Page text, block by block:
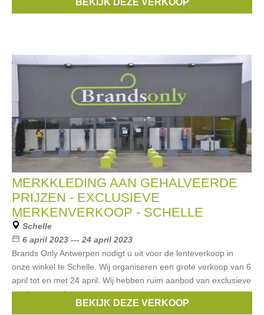
Guess,Mexx, Vero Moda,Street One
BEKIJK DEZE VERKOOP
MERKKLEDING AAN GEHALVEERDE
PRIJZEN - EXCLUSIEVE
MERKENVERKOOP - SCHELLE
Schelle
6 april 2023 --- 24 april 2023
Brands Only Antwerpen nodigt u uit voor de lenteverkoop in
onze winkel te Schelle. Wij organiseren een grote verkoop van 6
april tot en met 24 april. Wij hebben ruim aanbod van exclusieve
merken voor dames
Guess,Armani,Liu Jo,Replay,CKS
BEKIJK DEZE VERKOOP